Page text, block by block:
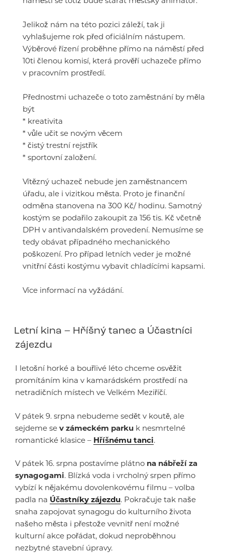
Jelikož nám na této pozici záleží, tak ji
vyhlašujeme rok před oficiálním nástupem.
Výběrové řízení proběhne přímo na náměstí před
10ti členou komisí, která prověří uchazeče přímo
v pracovním prostředí.
Přednostmi uchazeče o toto zaměstnání by měla
být
* kreativita
* vůle učit se novým věcem
* čistý trestní rejstřík
* sportovní založení.
Vítězný uchazeč nebude jen zaměstnancem
úřadu, ale i vizitkou města. Proto je finanční
odměna stanovena na 300 Kč/ hodinu. Samotný
kostým se podařilo zakoupit za 156 tis. Kč včetně
DPH v antivandalském provedení. Nemusíme se
tedy obávat případného mechanického
poškození. Pro případ letních veder je možné
vnitřní části kostýmu vybavit chladícími kapsami.
Více informací na vyžádání.
Letní kina – Hříšný tanec a Účastníci
zájezdu
I letošní horké a bouřlivé léto chceme osvěžit
promítáním kina v kamarádském prostředí na
netradičních místech ve Velkém Meziříčí.
V pátek 9. srpna nebudeme sedět v koutě, ale
sejdeme se v zámeckém parku k nesmrtelné
romantické klasice – Hříšnému tanci.
V pátek 16. srpna postavíme plátno na nábřeží za
synagogami. Blízká voda i vrcholný srpen přímo
vybízí k nějakému dovolenkovému filmu – volba
padla na Účastníky zájezdu. Pokračuje tak naše
snaha zapojovat synagogu do kulturního života
našeho města i přestože vevnitř není možné
kulturní akce pořádat, dokud neproběhnou
nezbytné stavební úpravy.